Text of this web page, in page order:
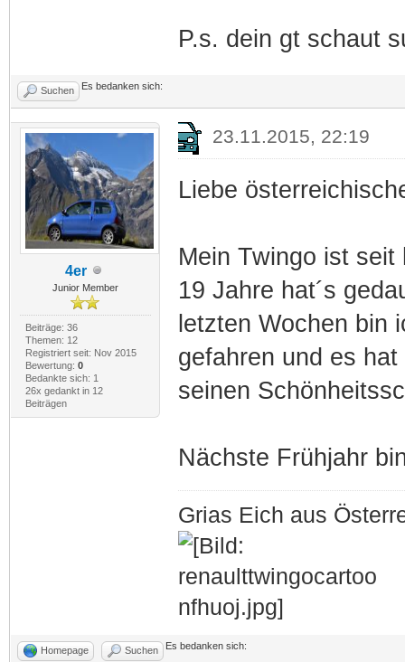
P.s. dein gt schaut
Suchen Es bedanken sich:
4er
Junior Member
Beiträge: 36
Themen: 12
Registriert seit: Nov 2015
Bewertung: 0
Bedankte sich: 1
26x gedankt in 12
Beiträgen
23.11.2015, 22:19
Liebe
Mein Twingo ist
19 Jahre hat´s
letzten Wochen bin
gefahren und es
seinen
Nächste Frühjahr
Grias Eich aus
Homepage Suchen Es bedanken sich: